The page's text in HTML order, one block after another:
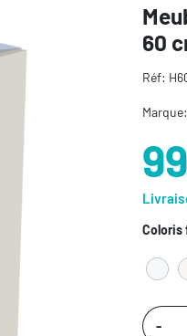
60
Réf:
99
Coloris
-